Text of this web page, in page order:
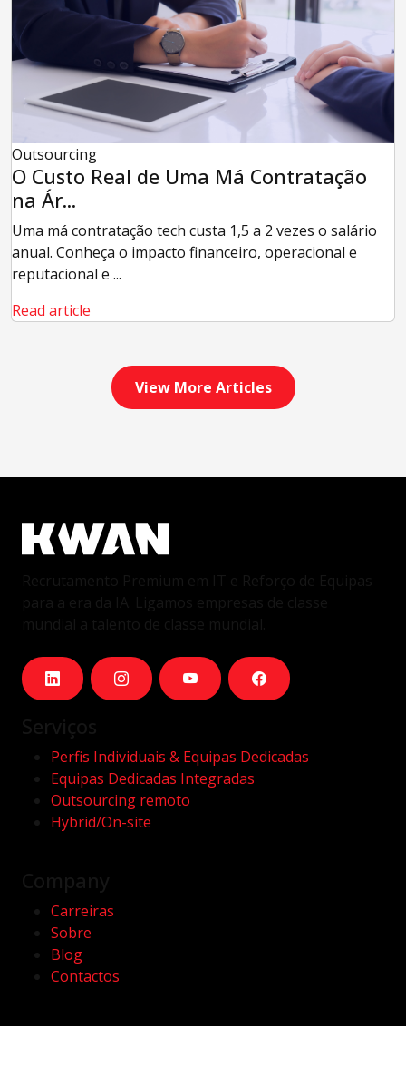
Outsourcing
O Custo Real de Uma Má Contratação
na Ár...
Uma má contratação tech custa 1,5 a 2 vezes o salário
anual. Conheça o impacto financeiro, operacional e
reputacional e ...
Read article
View More Articles
Perfis Individuais & Equipas Dedicadas
Equipas Dedicadas Integradas
Outsourcing remoto
Hybrid/On-site
Carreiras
Sobre
Blog
Contactos
Contactos